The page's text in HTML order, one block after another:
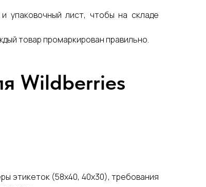
упаковочный лист, чтобы на складе
товар промаркирован правильно.
Wildberries
этикеток (58х40, 40х30), требования